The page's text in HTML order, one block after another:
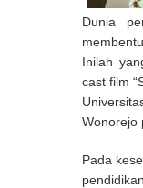
Dunia
Inilah
cast film
Wonorejo
Pada